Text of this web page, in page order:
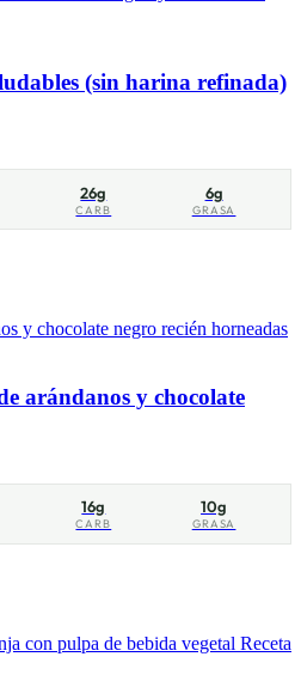
(sin harina refinada)
26g
CARB
6g
GRASA
arándanos y chocolate
16g
CARB
10g
GRASA
Receta